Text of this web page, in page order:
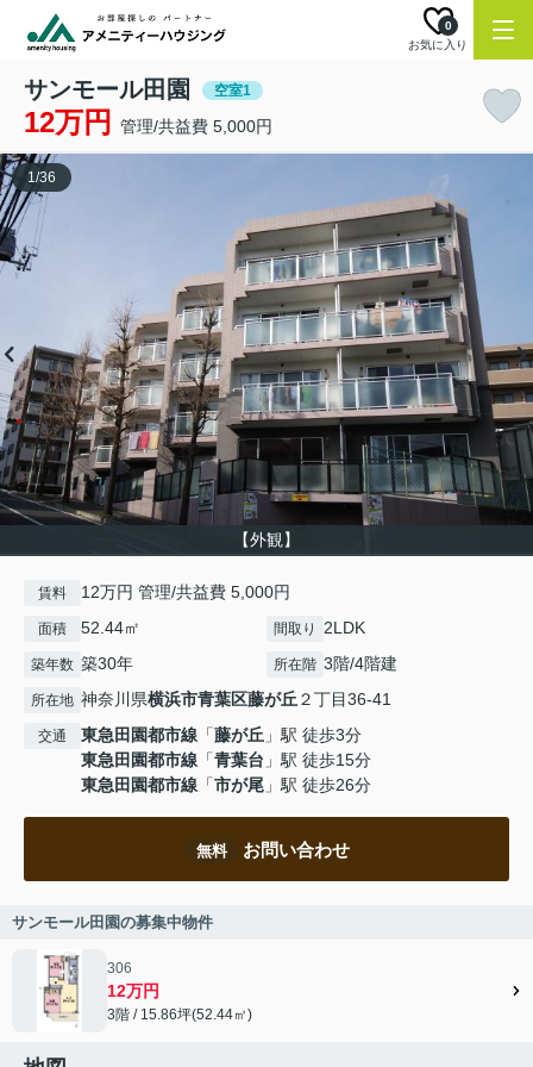
お気に入り
0
サンモール田園 空室1
12万円 管理/共益費 5,000円
【外観】
1/36
賃料 12万円 管理/共益費 5,000円
面積 52.44㎡ 間取り 2LDK
築年数 築30年 所在階 3階/4階建
所在地 神奈川県横浜市青葉区藤が丘２丁目36-41
交通 東急田園都市線 「藤が丘 」駅 徒歩3分
東急田園都市線 「青葉台 」駅 徒歩15分
東急田園都市線 「市が尾 」駅 徒歩26分
無料 お問い合わせ
サンモール田園の募集中物件
306
12万円
3階 / 15.86坪(52.44㎡)